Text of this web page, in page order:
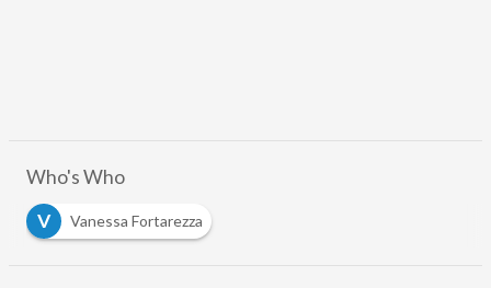
Who's Who
V
Vanessa Fortarezza